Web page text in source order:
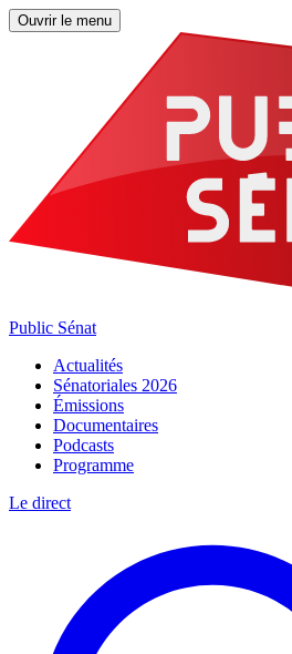
Ouvrir le menu
Public Sénat
Actualités
Sénatoriales 2026
Émissions
Documentaires
Podcasts
Programme
Le direct